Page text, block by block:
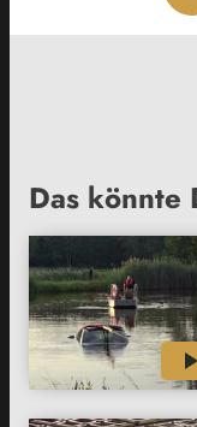
Das könnte